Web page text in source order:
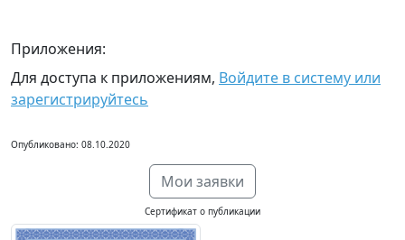
Приложения:
Для доступа к приложениям, Войдите в систему или
зарегистрируйтесь
Опубликовано: 08.10.2020
Мои заявки
Сертификат о публикации